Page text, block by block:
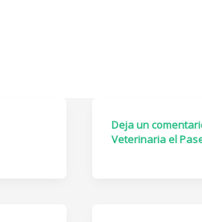
Deja un
Veterinaria el